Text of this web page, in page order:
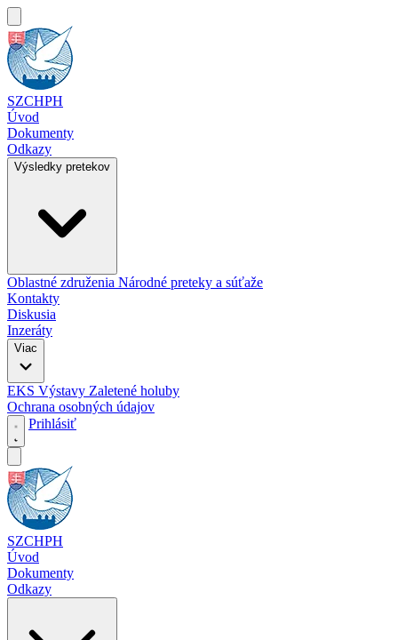
SZCHPH
Úvod
Dokumenty
Odkazy
Výsledky pretekov
Oblastné združenia Národné preteky a súťaže
Kontakty
Diskusia
Inzeráty
Viac
EKS Výstavy Zaletené holuby
Ochrana osobných údajov
Prihlásiť
SZCHPH
Úvod
Dokumenty
Odkazy